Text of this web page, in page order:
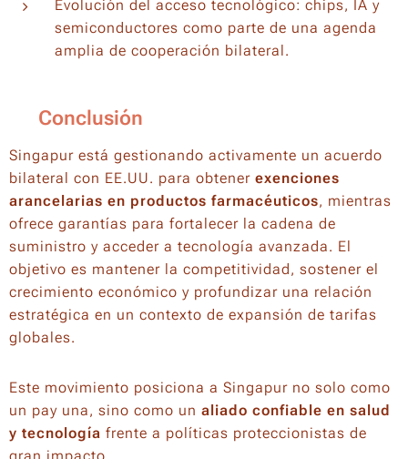
Evolución del acceso tecnológico: chips, IA y
semiconductores como parte de una agenda
amplia de cooperación bilateral.
✍️ Conclusión
Singapur está gestionando activamente un acuerdo
bilateral con EE.UU. para obtener exenciones
arancelarias en productos farmacéuticos, mientras
ofrece garantías para fortalecer la cadena de
suministro y acceder a tecnología avanzada. El
objetivo es mantener la competitividad, sostener el
crecimiento económico y profundizar una relación
estratégica en un contexto de expansión de tarifas
globales.
Este movimiento posiciona a Singapur no solo como
un pay una, sino como un aliado confiable en salud
y tecnología frente a políticas proteccionistas de
gran impacto.